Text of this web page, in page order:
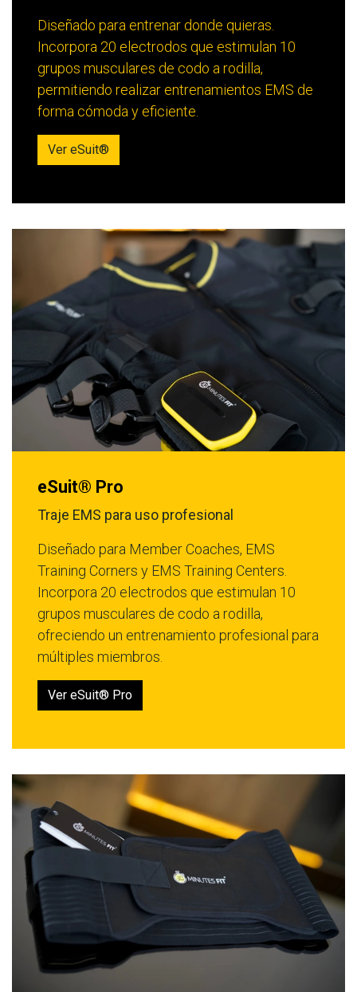
Diseñado para entrenar donde quieras.
Incorpora 20 electrodos que estimulan 10
grupos musculares de codo a rodilla,
permitiendo realizar entrenamientos EMS de
forma cómoda y eficiente.
Ver eSuit®
eSuit® Pro
Traje EMS para uso profesional
Diseñado para Member Coaches, EMS
Training Corners y EMS Training Centers.
Incorpora 20 electrodos que estimulan 10
grupos musculares de codo a rodilla,
ofreciendo un entrenamiento profesional para
múltiples miembros.
Ver eSuit® Pro